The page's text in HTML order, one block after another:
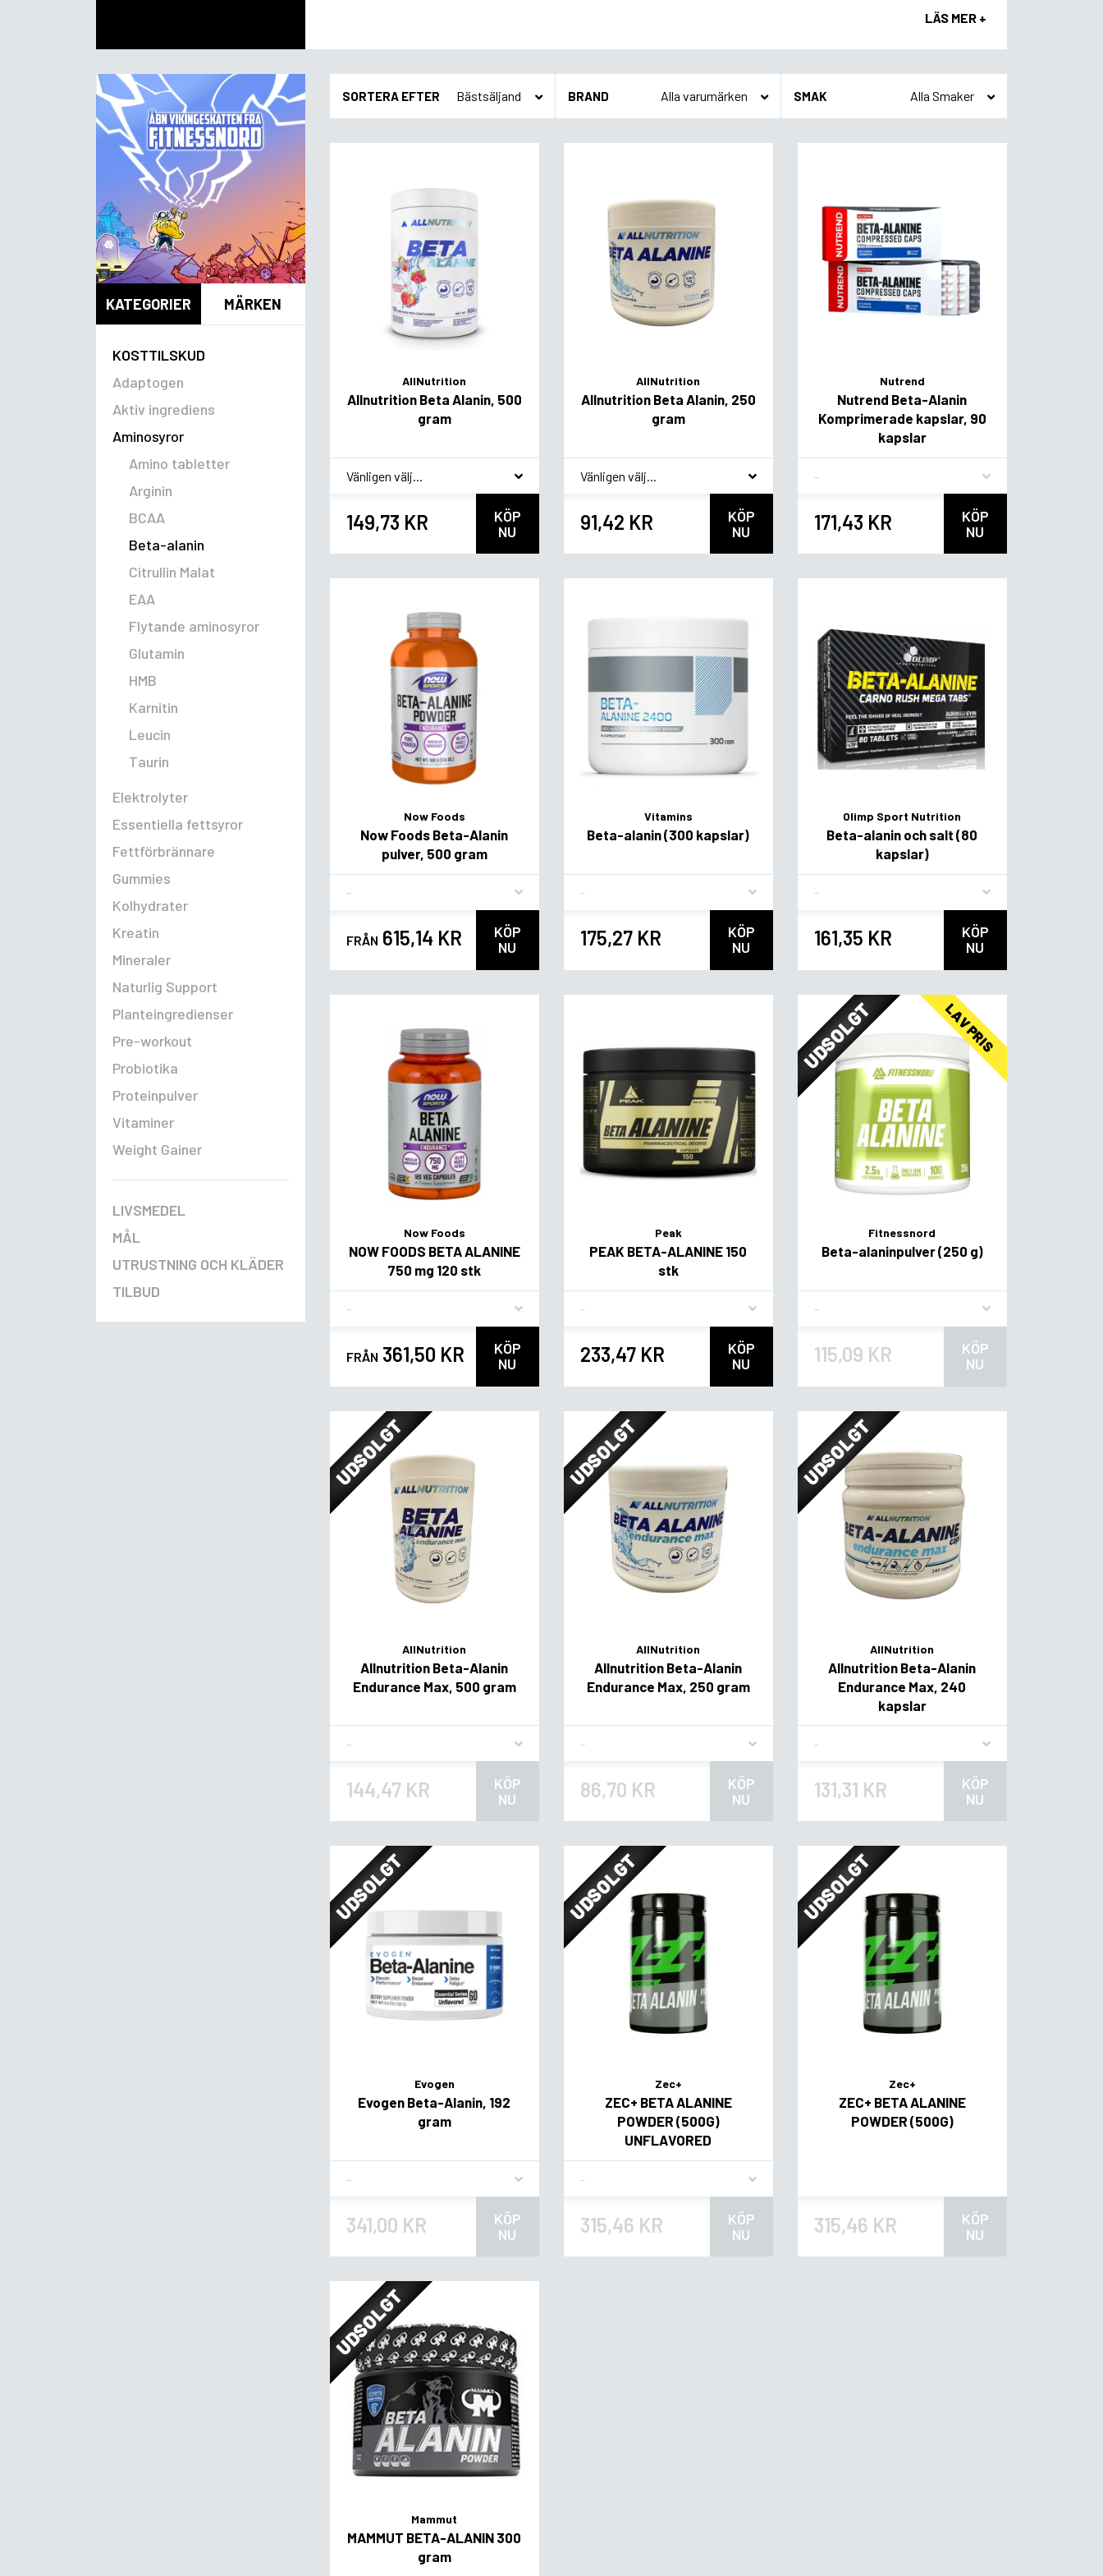
LÄS MER +
KATEGORIER MÄRKEN
KOSTTILSKUD
Adaptogen
Aktiv ingrediens
Aminosyror
Amino tabletter
Arginin
BCAA
Beta-alanin
Citrullin Malat
EAA
Flytande aminosyror
Glutamin
HMB
Karnitin
Leucin
Taurin
Elektrolyter
Essentiella fettsyror
Fettförbrännare
Gummies
Kolhydrater
Kreatin
Mineraler
Naturlig Support
Planteingredienser
Pre-workout
Probiotika
Proteinpulver
Vitaminer
Weight Gainer
LIVSMEDEL
MÅL
UTRUSTNING OCH KLÄDER
TILBUD
SORTERA EFTER BRAND SMAK
AllNutrition
Allnutrition Beta Alanin, 500
gram
* Smakvariant
149,73 KR
KÖP
NU
AllNutrition
Allnutrition Beta Alanin, 250
gram
* Smakvariant
91,42 KR
KÖP
NU
Nutrend
Nutrend Beta-Alanin
Komprimerade kapslar, 90
kapslar
171,43 KR
KÖP
NU
Now Foods
Now Foods Beta-Alanin
pulver, 500 gram
FRÅN 615,14 KR
KÖP
NU
Vitamins
Beta-alanin (300 kapslar)
175,27 KR
KÖP
NU
Olimp Sport Nutrition
Beta-alanin och salt (80
kapslar)
161,35 KR
KÖP
NU
Now Foods
NOW FOODS BETA ALANINE
750 mg 120 stk
FRÅN 361,50 KR
KÖP
NU
Peak
PEAK BETA-ALANINE 150
stk
233,47 KR
KÖP
NU
UDSOLGT LAV PRIS
Fitnessnord
Beta-alaninpulver (250 g)
115,09 KR
KÖP
NU
UDSOLGT
AllNutrition
Allnutrition Beta-Alanin
Endurance Max, 500 gram
144,47 KR
KÖP
NU
UDSOLGT
AllNutrition
Allnutrition Beta-Alanin
Endurance Max, 250 gram
86,70 KR
KÖP
NU
UDSOLGT
AllNutrition
Allnutrition Beta-Alanin
Endurance Max, 240
kapslar
131,31 KR
KÖP
NU
UDSOLGT
Evogen
Evogen Beta-Alanin, 192
gram
341,00 KR
KÖP
NU
UDSOLGT
Zec+
ZEC+ BETA ALANINE
POWDER (500G)
UNFLAVORED
315,46 KR
KÖP
NU
UDSOLGT
Zec+
ZEC+ BETA ALANINE
POWDER (500G)
315,46 KR
KÖP
NU
UDSOLGT
Mammut
MAMMUT BETA-ALANIN 300
gram